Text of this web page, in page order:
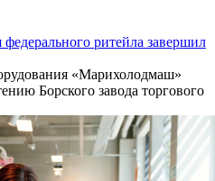
ритейла завершил
«Марихолодмаш»
Борского завода торгового